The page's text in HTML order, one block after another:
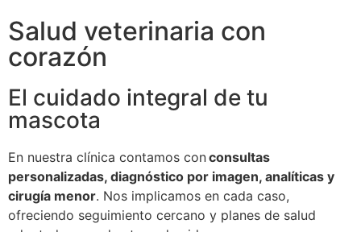
Salud veterinaria con
corazón
El cuidado integral de tu
mascota
En nuestra clínica contamos conconsultas
personalizadas, diagnóstico por imagen, analíticas y
cirugía menor. Nos implicamos en cada caso,
ofreciendo seguimiento cercano y planes de salud